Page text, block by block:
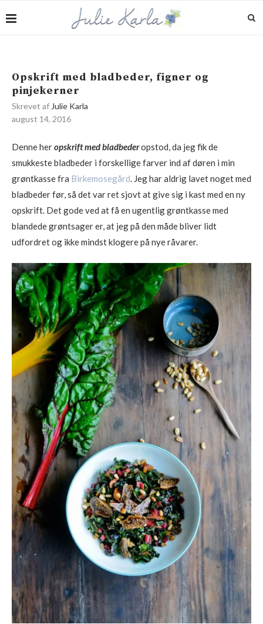
Opskrift med bladbeder, figner og
pinjekerner
Skrevet af Julie Karla
august 14, 2016
Denne heropskrift med bladbederopstod, da jeg fik de
smukkeste bladbeder i forskellige farver ind af døren i min
grøntkasse fra Birkemosegård. Jeg har aldrig lavet noget med
bladbeder før, så det var ret sjovt at give sig i kast med en ny
opskrift. Det gode ved at få en ugentlig grøntkasse med
blandede grøntsager er, at jeg på den måde bliver lidt
udfordret og ikke mindst klogere på nye råvarer.